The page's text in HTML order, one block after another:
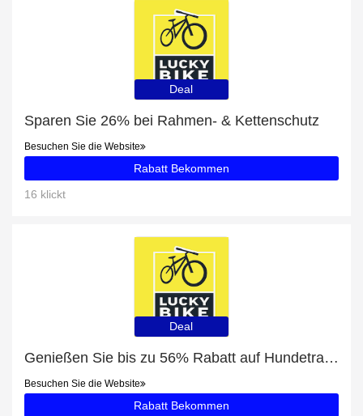
Deal
Sparen Sie 26% bei Rahmen- & Kettenschutz
Besuchen Sie die Website
Rabatt Bekommen
16 klickt
Deal
Genießen Sie bis zu 56% Rabatt auf Hundetransport
Besuchen Sie die Website
Rabatt Bekommen